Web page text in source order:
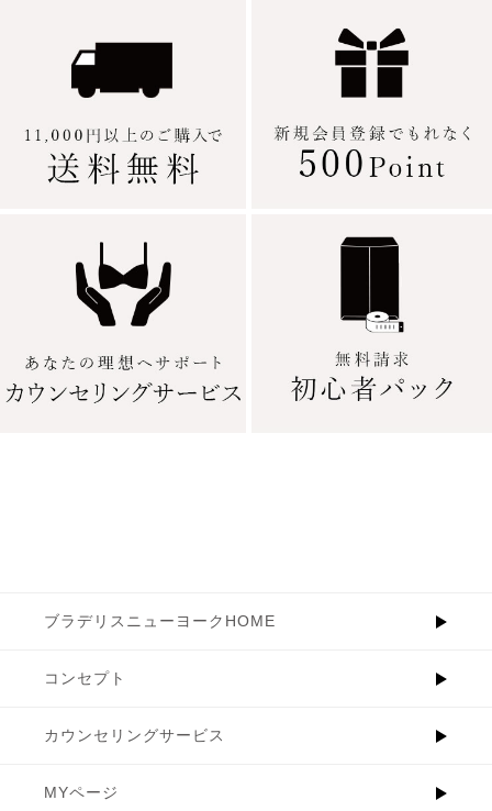
ブラデリスニューヨークHOME
コンセプト
カウンセリングサービス
MYページ